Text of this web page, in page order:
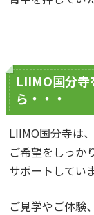
LIIMO国分寺
ら・・・
LIIMO国分寺は
ご希望をしっか
サポートしてい
ご見学やご体験